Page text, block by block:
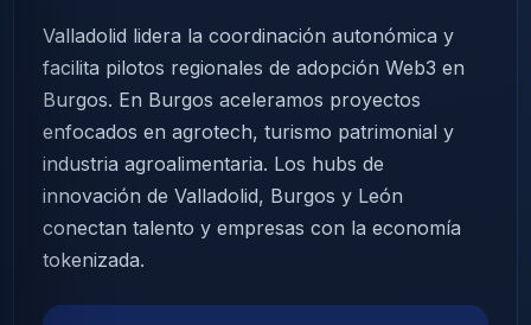
Valladolid lidera la coordinación autonómica y
facilita pilotos regionales de adopción Web3 en
Burgos. En Burgos aceleramos proyectos
enfocados en agrotech, turismo patrimonial y
industria agroalimentaria. Los hubs de
innovación de Valladolid, Burgos y León
conectan talento y empresas con la economía
tokenizada.